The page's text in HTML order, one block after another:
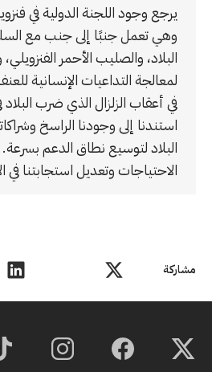
مشاركة
وهي تعمل جنبًا إلى جنب مع
البلاد، والصليب الأحمر
لمعالجة التداعيات الإنسانية
استندنا إلى وجودنا الراسخ
البلاد لتوسيع نطاق الدعم
الاحتياجات وتعديل استجابتنا في